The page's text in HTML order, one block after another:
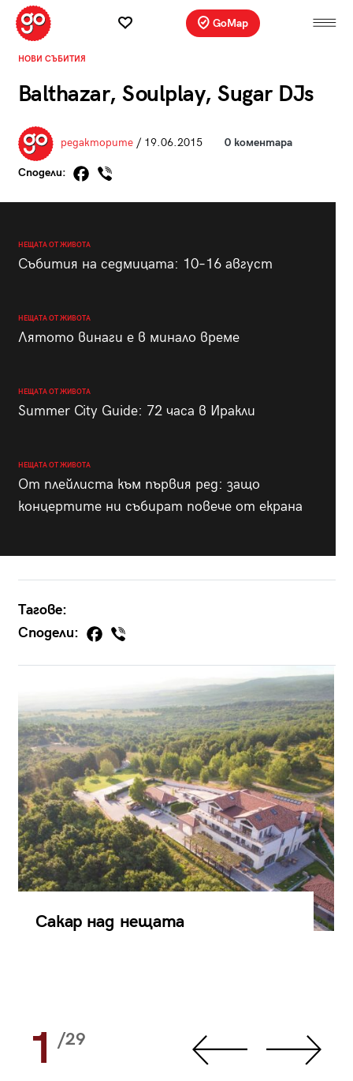
GoMap
НОВИ СЪБИТИЯ
Balthazar, Soulplay, Sugar DJs
редакторите/ 19.06.2015 0 коментара
Сподели:
НЕЩАТА ОТ ЖИВОТА
Събития на седмицата: 10–16 август
НЕЩАТА ОТ ЖИВОТА
Лятото винаги е в минало време
НЕЩАТА ОТ ЖИВОТА
Summer City Guide: 72 часа в Иракли
НЕЩАТА ОТ ЖИВОТА
От плейлиста към първия ред: защо
концертите ни събират повече от екрана
Тагове:
Сподели:
Сакар над нещата
1 /29